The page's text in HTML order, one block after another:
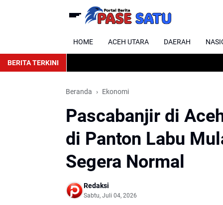
HOME ACEH UTARA DAERAH
BERITA TERKINI
Beranda Ekonomi
Pascabanjir di
di Panton Labu
Segera Normal
Redaksi
Sabtu, Juli 04, 2026